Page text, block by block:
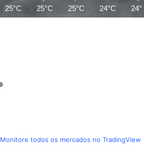
25°C 25°C 25°C 24°C 24°C
Monitore todos os mercados no TradingView